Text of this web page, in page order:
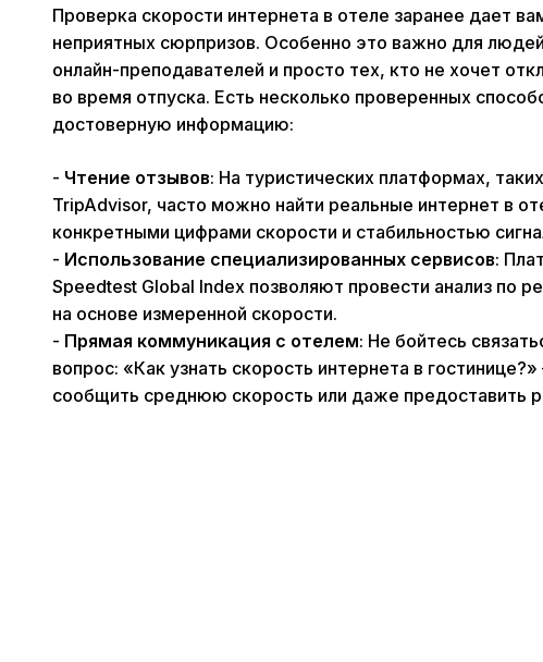
Проверка скорости интернета в отеле заранее дает
неприятных сюрпризов. Особенно это важно для
онлайн-преподавателей и просто тех, кто не хочет
во время отпуска. Есть несколько проверенных
достоверную информацию:
- Чтение отзывов: На туристических платформах,
TripAdvisor, часто можно найти реальные интернет в
конкретными цифрами скорости и стабильностью
- Использование специализированных сервисов:
Speedtest Global Index позволяют провести анализ по
на основе измеренной скорости.
- Прямая коммуникация с отелем: Не бойтесь
вопрос: «Как узнать скорость интернета в
сообщить среднюю скорость или даже предоставить